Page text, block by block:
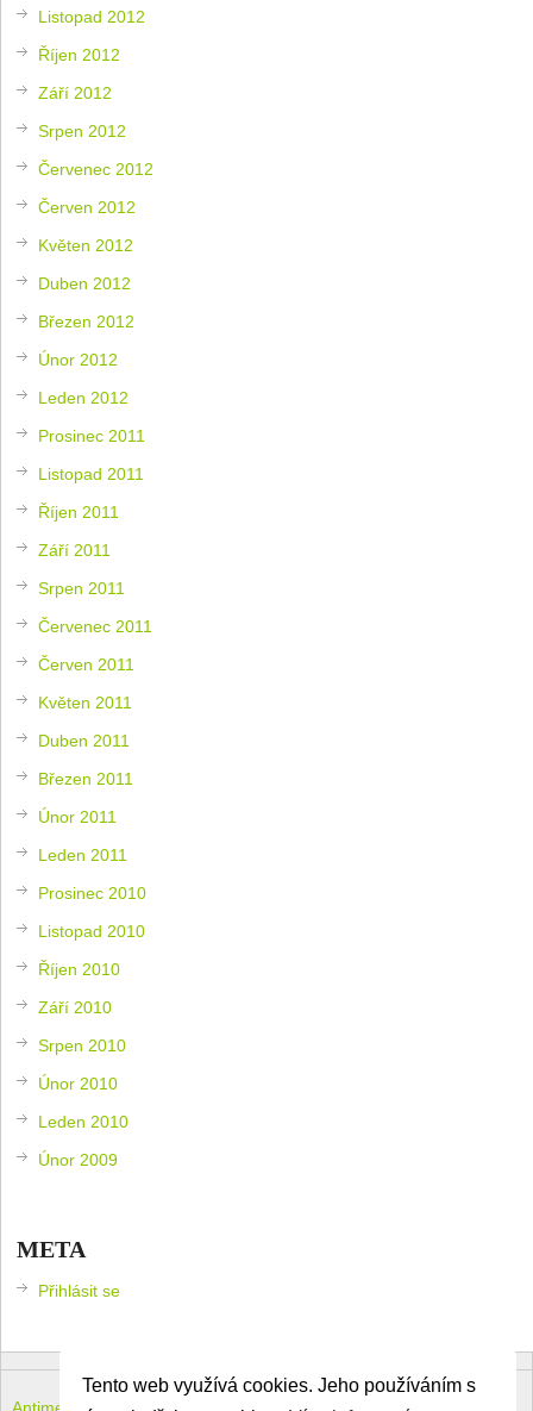
Tento web využívá cookies. Jeho používáním s
Listopad 2012
Říjen 2012
Září 2012
Srpen 2012
Červenec 2012
Červen 2012
Květen 2012
Duben 2012
Březen 2012
Únor 2012
Leden 2012
Prosinec 2011
Listopad 2011
Říjen 2011
Září 2011
Srpen 2011
Červenec 2011
Červen 2011
Květen 2011
Duben 2011
Březen 2011
Únor 2011
Leden 2011
Prosinec 2010
Listopad 2010
Říjen 2010
Září 2010
Srpen 2010
Únor 2010
Leden 2010
Únor 2009
META
Přihlásit se